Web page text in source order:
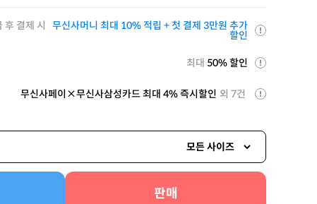
후 결제 시 무신사머니 최대 10% 적립 + 첫 결제 3만원 추가
할인
최대 50% 할인
무신사페이×무신사삼성카드 최대 4% 즉시할인 외 7건
모든 사이즈
판매